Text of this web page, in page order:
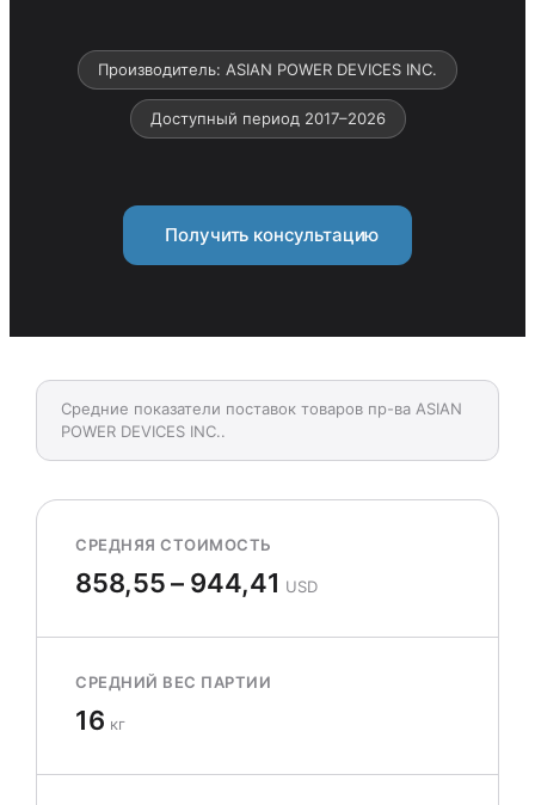
Производитель: ASIAN POWER DEVICES INC.
Доступный период 2017–2026
Получить консультацию
Средние показатели поставок товаров пр-ва ASIAN
POWER DEVICES INC..
СРЕДНЯЯ СТОИМОСТЬ
858,55 – 944,41 USD
СРЕДНИЙ ВЕС ПАРТИИ
16 кг